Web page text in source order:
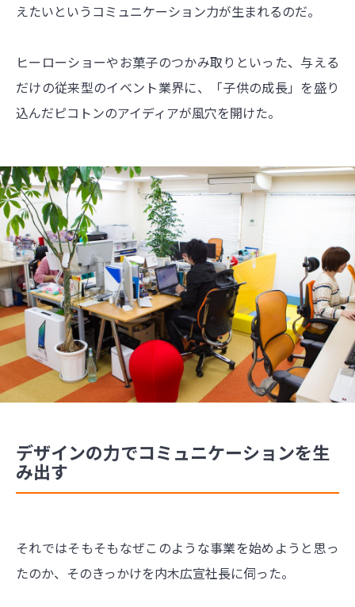
えたいというコミュニケーション力が生まれるのだ。
ヒーローショーやお菓子のつかみ取りといった、与える
だけの従来型のイベント業界に、「子供の成長」を盛り
込んだピコトンのアイディアが風穴を開けた。
デザインの力でコミュニケーションを生
み出す
それではそもそもなぜこのような事業を始めようと思っ
たのか、そのきっかけを内木広宣社長に伺った。